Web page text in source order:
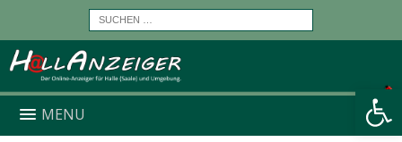
Werkzeugleiste öffnen
MENU